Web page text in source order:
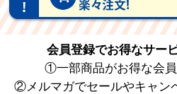
会員登録でお得なサー
①一部商品がお得な会員
②メルマガでセールやキャン